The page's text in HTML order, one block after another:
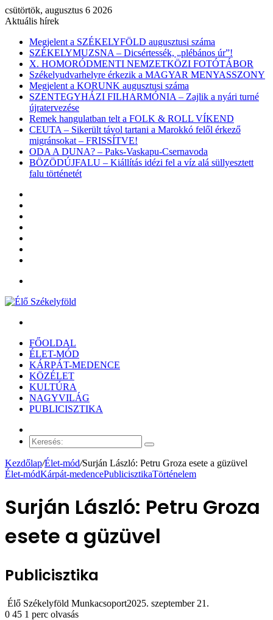
csütörtök, augusztus 6 2026
Aktuális hírek
Megjelent a SZÉKELYFÖLD augusztusi száma
SZÉKELYMUZSNA – Dicsértessék, „plébános úr”!
X. HOMORÓDMENTI NEMZETKÖZI FOTÓTÁBOR
Székelyudvarhelyre érkezik a MAGYAR MENYASSZONY
Megjelent a KORUNK augusztusi száma
SZENTEGYHÁZI FILHARMÓNIA – Zajlik a nyári turné
újratervezése
Remek hangulatban telt a FOLK & ROLL VÍKEND
CEUTA – Sikerült távol tartani a Marokkó felől érkező
migránsokat – FRISSÍTVE!
ODA A DUNA? – Paks-Vaskapu-Csernavoda
BÖZÖDÚJFALU – Kiállítás idézi fel a víz alá süllyesztett
falu történetét
FŐOLDAL
ÉLET-MÓD
KÁRPÁT-MEDENCE
KÖZÉLET
KULTÚRA
NAGYVILÁG
PUBLICISZTIKA
cikk
Keresés:
Kezdőlap/Élet-mód/Surján László: Petru Groza esete a güzüvel
Élet-módKárpát-medencePublicisztikaTörténelem
Surján László: Petru Groza
esete a güzüvel
Publicisztika
Élő Székelyföld Munkacsoport2025. szeptember 21.
0 45 1 perc olvasás